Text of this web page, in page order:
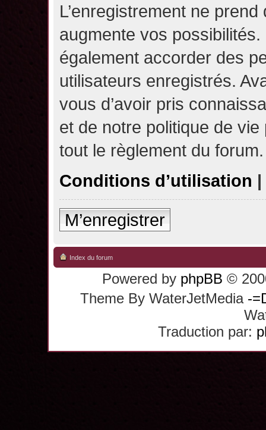
L’enregistrement ne
augmente vos possibilités.
également accorder des
utilisateurs enregistrés.
vous d’avoir pris
et de notre politique de
tout le règlement du forum.
Conditions d’utilisation |
M’enregistrer
Index du forum
Powered by phpBB ©
Theme By WaterJetMedia -
Traduction par: